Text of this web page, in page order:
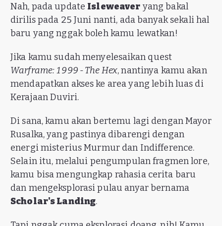
Nah, pada update Isleweaver yang bakal
dirilis pada 25 Juni nanti, ada banyak sekali hal
baru yang nggak boleh kamu lewatkan!
Jika kamu sudah menyelesaikan quest
Warframe: 1999 - The Hex, nantinya kamu akan
mendapatkan akses ke area yang lebih luas di
Kerajaan Duviri.
Di sana, kamu akan bertemu lagi dengan Mayor
Rusalka, yang pastinya dibarengi dengan
energi misterius Murmur dan Indifference.
Selain itu, melalui pengumpulan fragmen lore,
kamu bisa mengungkap rahasia cerita baru
dan mengeksplorasi pulau anyar bernama
Scholar's Landing.